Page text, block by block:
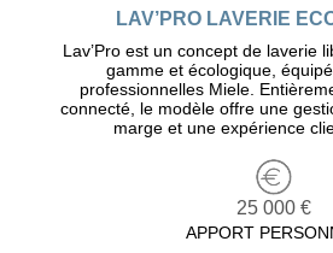
LAV’PRO LAVERIE
Lav’Pro est un concept de laverie
gamme et écologique,
professionnelles Miele.
connecté, le modèle offre une
marge et une expérience
25 000 €
APPORT